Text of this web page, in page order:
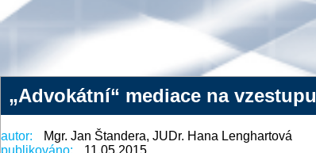
„Advokátní“ mediace na vzestupu
autor:
Mgr. Jan Štandera, JUDr. Hana Lenghartová